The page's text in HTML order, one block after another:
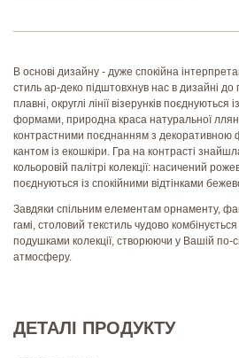
В основі дизайну - дуже спокійна
стиль ар-деко підштовхнув нас в дизайні до
плавні, округлі лінії візерунків
формами, природна краса натуральної
контрастними поєднанням з декоративною
кантом із екошкіри. Гра на контрасті
кольоровій палітрі колекції: насичений
поєднуються із спокійними відтінками
Завдяки спільним елементам орнаменту,
гамі, столовий текстиль чудово
подушками колекції, створюючи у Вашій по-
атмосферу.
ДЕТАЛІ ПРОДУКТУ